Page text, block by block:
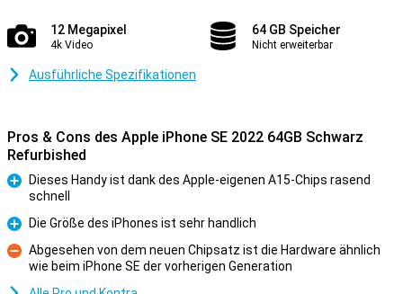
12 Megapixel
4k Video
64 GB Speicher
Nicht erweiterbar
Ausführliche Spezifikationen
Pros & Cons des Apple iPhone SE 2022 64GB Schwarz
Refurbished
Dieses Handy ist dank des Apple-eigenen A15-Chips rasend
schnell
Pro
Die Größe des iPhones ist sehr handlich
Kontra
Abgesehen von dem neuen Chipsatz ist die Hardware ähnlich
wie beim iPhone SE der vorherigen Generation